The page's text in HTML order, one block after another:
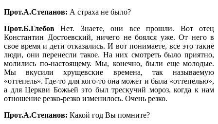
Прот.А.Степанов: А страха не было?
Прот.Б.Глебов Нет. Знаете, они все прошли. Вот отец
Константин Достоевский, ничего не боялся уже. От него в
свое время и дети отказались. И вот понимаете, все это такие
люди, они перенесли такое. На них смотреть было приятно,
молились по-настоящему. Мы, конечно, были еще молодые.
Мы вкусили хрущевские времена, так называемую
«оттепель». Где-то для кого-то она может и была «оттепелью»,
а для Церкви Божьей это был трескучий мороз, когда к нам
отношение резко-резко изменилось. Очень резко.
Прот.А.Степанов: Какой год Вы помните?